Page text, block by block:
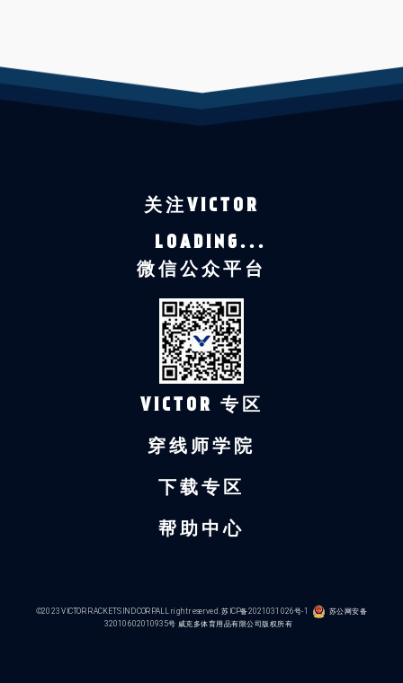
关注VICTOR
LOADING...
微信公众平台
VICTOR 专区
穿线师学院
下载专区
帮助中心
©2023 VICTOR RACKETS IND CORP.ALL right reserved.苏ICP备2021031026号-1 苏公网安备
32010602010935号 威克多体育用品有限公司版权所有